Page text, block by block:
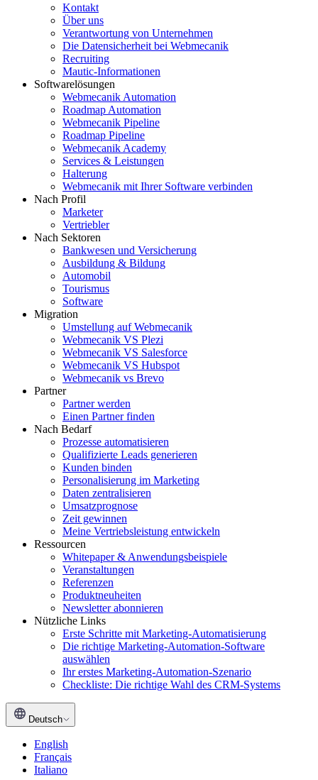
Kontakt
Über uns
Verantwortung von Unternehmen
Die Datensicherheit bei Webmecanik
Recruiting
Mautic-Informationen
Softwarelösungen
Webmecanik Automation
Roadmap Automation
Webmecanik Pipeline
Roadmap Pipeline
Webmecanik Academy
Services & Leistungen
Halterung
Webmecanik mit Ihrer Software verbinden
Nach Profil
Marketer
Vertriebler
Nach Sektoren
Bankwesen und Versicherung
Ausbildung & Bildung
Automobil
Tourismus
Software
Migration
Umstellung auf Webmecanik
Webmecanik VS Plezi
Webmecanik VS Salesforce
Webmecanik VS Hubspot
Webmecanik vs Brevo
Partner
Partner werden
Einen Partner finden
Nach Bedarf
Prozesse automatisieren
Qualifizierte Leads generieren
Kunden binden
Personalisierung im Marketing
Daten zentralisieren
Umsatzprognose
Zeit gewinnen
Meine Vertriebsleistung entwickeln
Ressourcen
Whitepaper & Anwendungsbeispiele
Veranstaltungen
Referenzen
Produktneuheiten
Newsletter abonnieren
Nützliche Links
Erste Schritte mit Marketing-Automatisierung
Die richtige Marketing-Automation-Software
auswählen
Ihr erstes Marketing-Automation-Szenario
Checkliste: Die richtige Wahl des CRM-Systems
Deutsch
English
Français
Italiano